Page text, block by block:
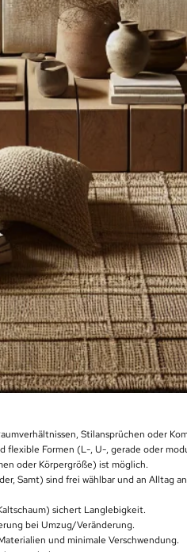
Stilansprüchen oder
Formen (L-, U-, gerade oder
oder Körpergröße) ist möglich.
Samt) sind frei wählbar und an Alltag
sichert Langlebigkeit.
bei Umzug/Veränderung.
und minimale Verschwendung.